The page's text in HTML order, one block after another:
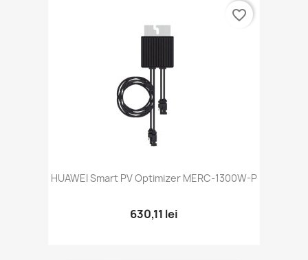
HUAWEI Smart PV Optimizer MERC-1300W-P
630,11 lei
favorite_border